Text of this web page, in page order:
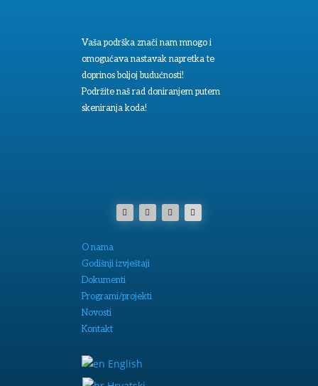
Vaša podrška znači nam mnogo i
omogućava nastavak napretka te
doprinos boljoj budućnosti!
Podržite naš rad doniranjem putem
skeniranja koda!
O nama
Godišnji izvještaji
Dokumenti
Programi/projekti
Novosti
Kontakt
English